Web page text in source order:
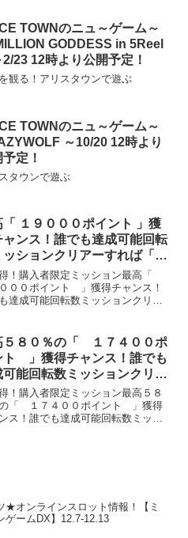
TOWNのニュ～ゲーム～
GODDESS in 5Reel
2/23 12時より公開予定！
観る！アリスタウンで遊ぶ
TOWNのニュ～ゲーム～
～10/20 12時より
定！
タウンで遊ぶ
「 １９０００ポイント 」獲
ャンス！誰でも達成可能回転
ッションクリアーすれば「
００ポイント 」
！購入者限定ミッション最高「
００ポイント 」獲得チャンス！
達成可能回転数ミッションクリア
のイベントページを見るア
５８０％の「 １７４００ポ
ト 」獲得チャンス！誰でも
可能回転数ミッションクリア
れば２５０％の「 ７５００
ント 」
！購入者限定ミッション最高５８
の「 １７４００ポイント 」獲得
ス！誰でも達成可能回転数ミッシ
★オンラインスロット情報！【ミ
ゲームDX】12.7-12.13